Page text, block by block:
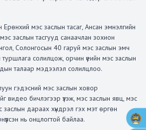
мэс заслын тасаг, Ансан эмнэлгийн
заслын тасгууд санаачлан зохион
Солонгосын 40 гаруй мэс заслын эмч
солилцож, орчин үеийн мэс заслын
талаар мэдээлэл солилцлоо.
гэдэсний мэс заслын ховор
видео бичлэгээр үзэж, мэс заслын явц, мэс
заслын дараах хүндрэл гэх мэт өргөн
нь онцлогтой байлаа.